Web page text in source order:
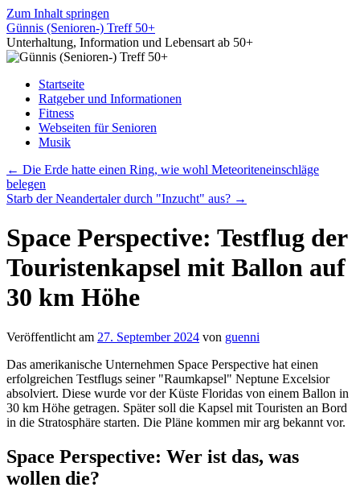
Zum Inhalt springen
Günnis (Senioren-) Treff 50+
Unterhaltung, Information und Lebensart ab 50+
Startseite
Ratgeber und Informationen
Fitness
Webseiten für Senioren
Musik
← Die Erde hatte einen Ring, wie wohl Meteoriteneinschläge
belegen
Starb der Neandertaler durch "Inzucht" aus? →
Space Perspective: Testflug der
Touristenkapsel mit Ballon auf
30 km Höhe
Veröffentlicht am 27. September 2024 von guenni
Das amerikanische Unternehmen Space Perspective hat einen
erfolgreichen Testflugs seiner "Raumkapsel" Neptune Excelsior
absolviert. Diese wurde vor der Küste Floridas von einem Ballon in
30 km Höhe getragen. Später soll die Kapsel mit Touristen an Bord
in die Stratosphäre starten. Die Pläne kommen mir arg bekannt vor.
Space Perspective: Wer ist das, was
wollen die?